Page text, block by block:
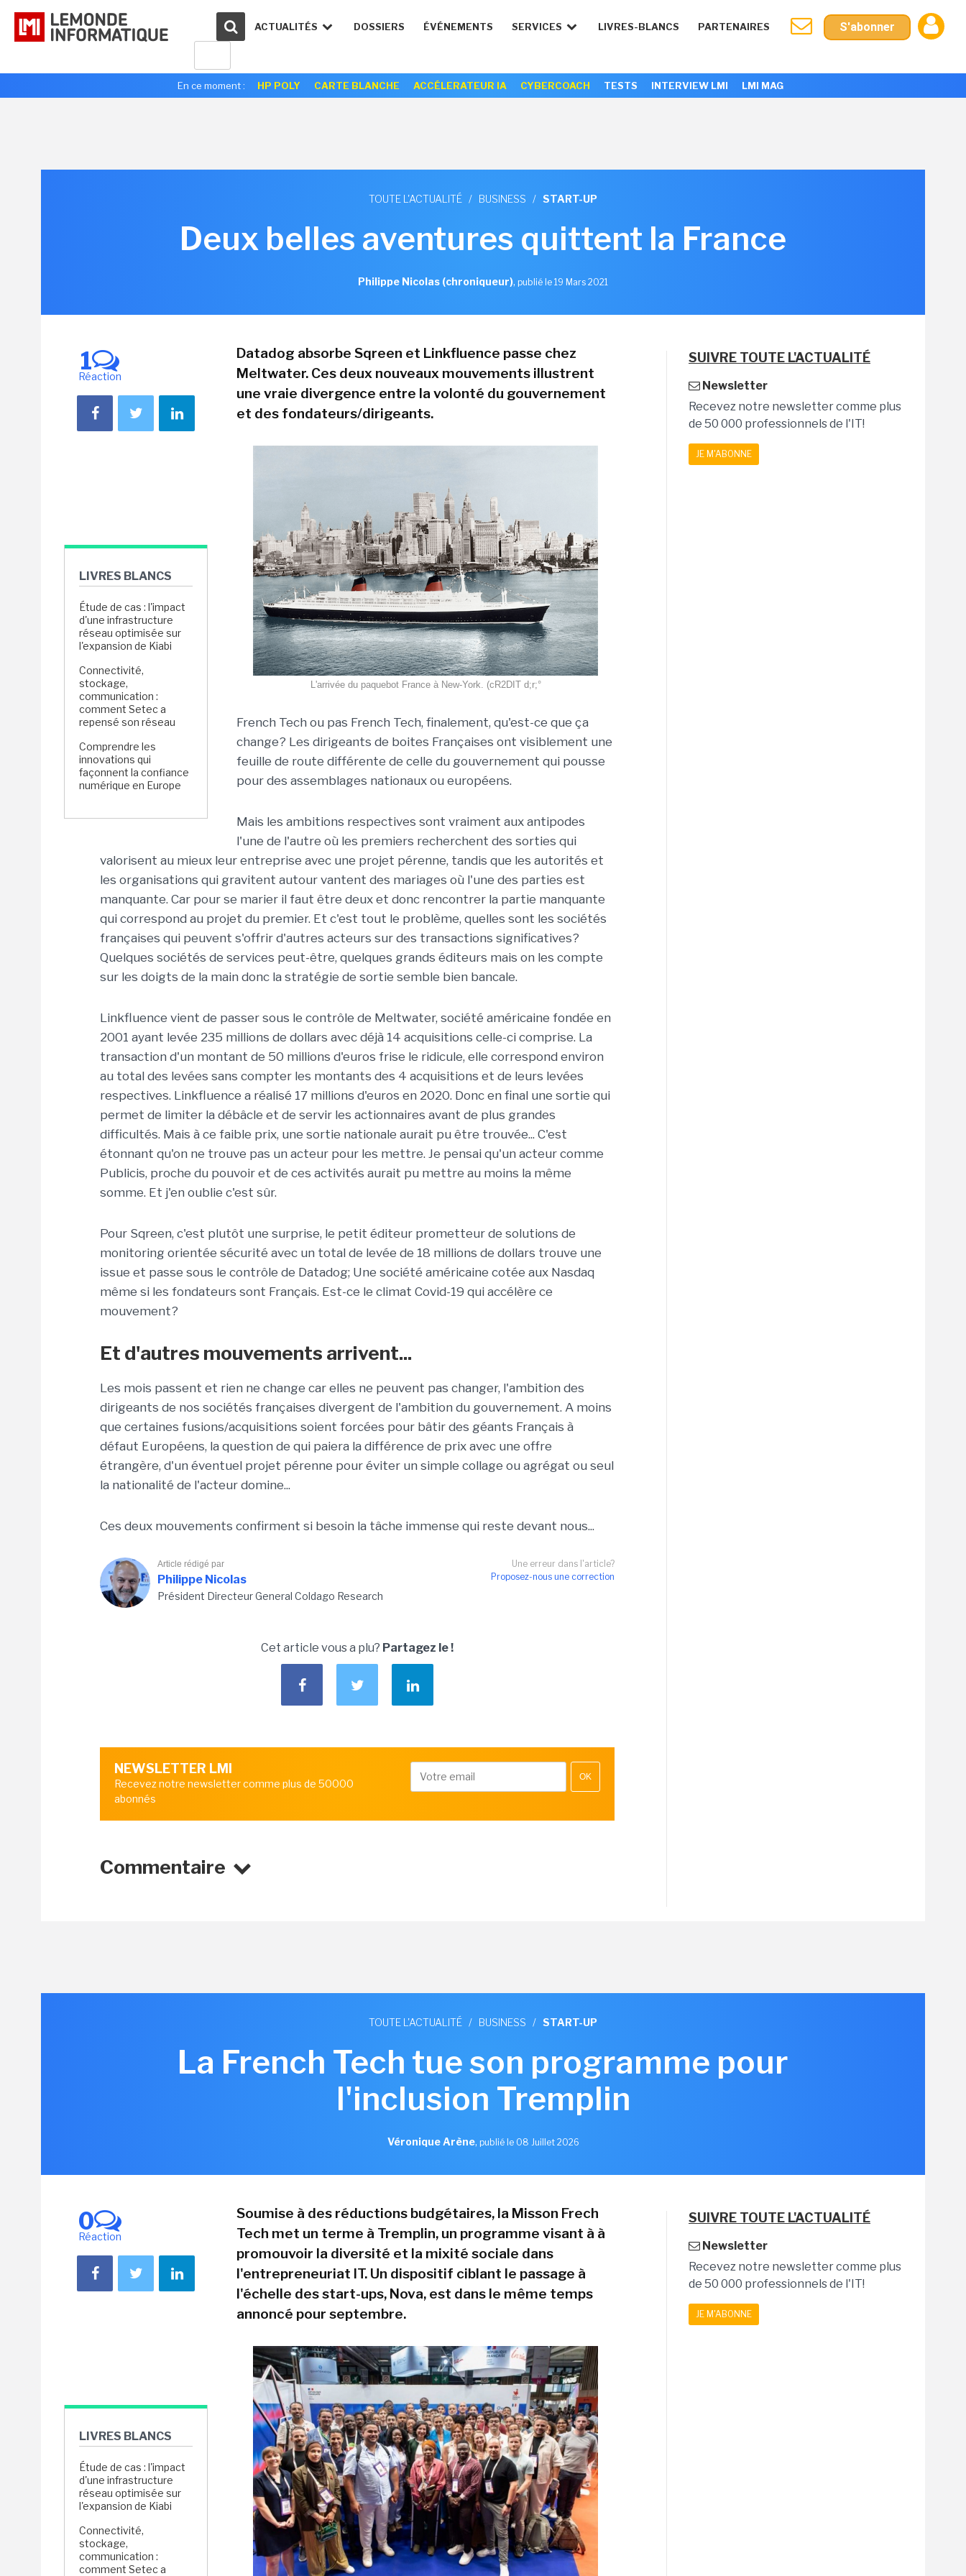
ACTUALITÉS DOSSIERS ÉVÉNEMENTS SERVICES LIVRES-BLANCS PARTENAIRES S'abonner
En ce moment : HP POLY CARTE BLANCHE ACCÉLERATEUR IA CYBERCOACH TESTS INTERVIEW LMI LMI MAG
TOUTE L'ACTUALITÉ / BUSINESS / START-UP
Deux belles aventures quittent la France
Philippe Nicolas (chroniqueur), publié le 19 Mars 2021
1
Réaction
LIVRES BLANCS
Étude de cas : l'impact
d'une infrastructure
réseau optimisée sur
l'expansion de Kiabi
Connectivité,
stockage,
communication :
comment Setec a
repensé son réseau
Comprendre les
innovations qui
façonnent la confiance
numérique en Europe
Datadog absorbe Sqreen et Linkfluence passe chez
Meltwater. Ces deux nouveaux mouvements illustrent
une vraie divergence entre la volonté du gouvernement
et des fondateurs/dirigeants.
L'arrivée du paquebot France à New-York. (cR2DIT d;r;°
French Tech ou pas French Tech, finalement, qu'est-ce que ça
change? Les dirigeants de boites Françaises ont visiblement une
feuille de route différente de celle du gouvernement qui pousse
pour des assemblages nationaux ou européens.
Mais les ambitions respectives sont vraiment aux antipodes
l'une de l'autre où les premiers recherchent des sorties qui
valorisent au mieux leur entreprise avec une projet pérenne, tandis que les autorités et
les organisations qui gravitent autour vantent des mariages où l'une des parties est
manquante. Car pour se marier il faut être deux et donc rencontrer la partie manquante
qui correspond au projet du premier. Et c'est tout le problème, quelles sont les sociétés
françaises qui peuvent s'offrir d'autres acteurs sur des transactions significatives?
Quelques sociétés de services peut-être, quelques grands éditeurs mais on les compte
sur les doigts de la main donc la stratégie de sortie semble bien bancale.
Linkfluence vient de passer sous le contrôle de Meltwater, société américaine fondée en
2001 ayant levée 235 millions de dollars avec déjà 14 acquisitions celle-ci comprise. La
transaction d'un montant de 50 millions d'euros frise le ridicule, elle correspond environ
au total des levées sans compter les montants des 4 acquisitions et de leurs levées
respectives. Linkfluence a réalisé 17 millions d'euros en 2020. Donc en final une sortie qui
permet de limiter la débâcle et de servir les actionnaires avant de plus grandes
difficultés. Mais à ce faible prix, une sortie nationale aurait pu être trouvée... C'est
étonnant qu'on ne trouve pas un acteur pour les mettre. Je pensai qu'un acteur comme
Publicis, proche du pouvoir et de ces activités aurait pu mettre au moins la même
somme. Et j'en oublie c'est sûr.
Pour Sqreen, c'est plutôt une surprise, le petit éditeur prometteur de solutions de
monitoring orientée sécurité avec un total de levée de 18 millions de dollars trouve une
issue et passe sous le contrôle de Datadog; Une société américaine cotée aux Nasdaq
même si les fondateurs sont Français. Est-ce le climat Covid-19 qui accélère ce
mouvement?
Et d'autres mouvements arrivent...
Les mois passent et rien ne change car elles ne peuvent pas changer, l'ambition des
dirigeants de nos sociétés françaises divergent de l'ambition du gouvernement. A moins
que certaines fusions/acquisitions soient forcées pour bâtir des géants Français à
défaut Européens, la question de qui paiera la différence de prix avec une offre
étrangère, d'un éventuel projet pérenne pour éviter un simple collage ou agrégat ou seul
la nationalité de l'acteur domine...
Ces deux mouvements confirment si besoin la tâche immense qui reste devant nous...
Une erreur dans l'article?
Proposez-nous une correction
Article rédigé par
Philippe Nicolas
Président Directeur General Coldago Research
Cet article vous a plu? Partagez le !
NEWSLETTER LMI
Recevez notre newsletter comme plus de 50000
abonnés
OK
Commentaire
SUIVRE TOUTE L'ACTUALITÉ
Newsletter
Recevez notre newsletter comme plus
de 50 000 professionnels de l'IT!
JE M'ABONNE
TOUTE L'ACTUALITÉ / BUSINESS / START-UP
La French Tech tue son programme pour
l'inclusion Tremplin
Véronique Arène, publié le 08 Juillet 2026
0
Réaction
LIVRES BLANCS
Étude de cas : l'impact
d'une infrastructure
réseau optimisée sur
l'expansion de Kiabi
Connectivité,
stockage,
communication :
comment Setec a
Soumise à des réductions budgétaires, la Misson Frech
Tech met un terme à Tremplin, un programme visant à à
promouvoir la diversité et la mixité sociale dans
l'entrepreneuriat IT. Un dispositif ciblant le passage à
l'échelle des start-ups, Nova, est dans le même temps
annoncé pour septembre.
SUIVRE TOUTE L'ACTUALITÉ
Newsletter
Recevez notre newsletter comme plus
de 50 000 professionnels de l'IT!
JE M'ABONNE